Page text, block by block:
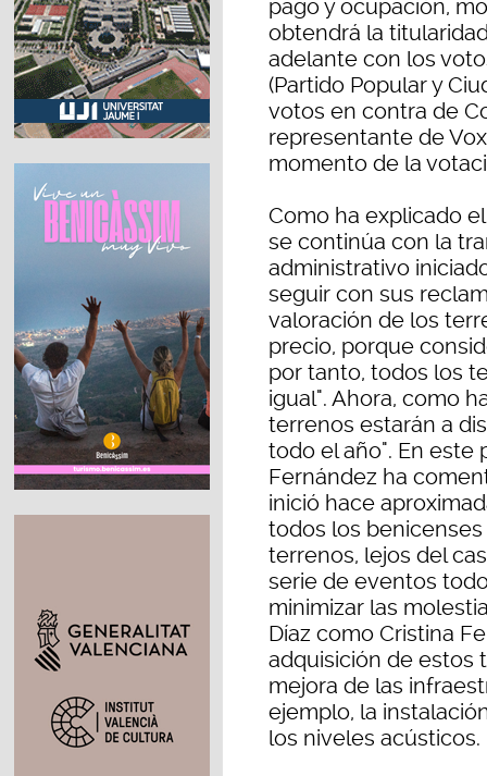
pago y ocupación,
obtendrá la
adelante con los
(Partido Popular y
votos en contra de
representante de
momento de la
Como ha explicado
se continúa con la
administrativo
seguir con sus
valoración de los
precio, porque
por tanto, todos los
igual". Ahora, como
terrenos estarán a
todo el año". En este
Fernández ha
inició hace
todos los
terrenos, lejos del
serie de eventos
minimizar las
Díaz como Cristina
adquisición de estos
mejora de las
ejemplo, la
los niveles acústicos.